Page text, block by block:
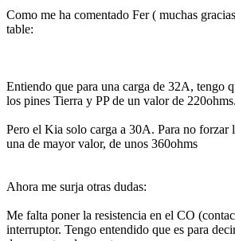
Como me ha comentado Fer ( muchas gracias
table:
Entiendo que para una carga de 32A, tengo
los pines Tierra y PP de un valor de 220ohms.
Pero el Kia solo carga a 30A. Para no forzar
una de mayor valor, de unos 360ohms
Ahora me surja otras dudas:
Me falta poner la resistencia en el CO
interruptor. Tengo entendido que es para